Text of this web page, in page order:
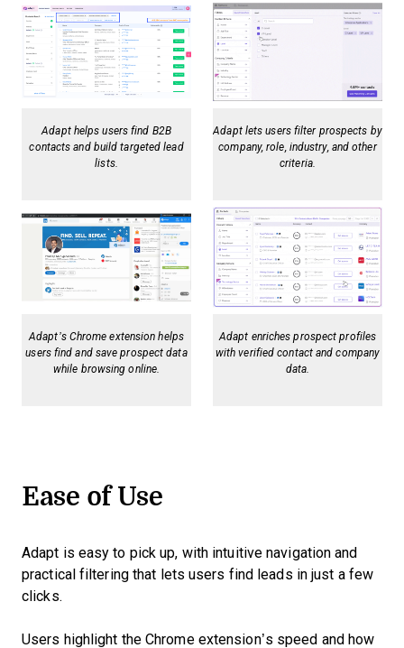
Adapt helps users find B2B
contacts and build targeted lead
lists.
Adapt lets users filter prospects by
company, role, industry, and other
criteria.
Adapt’s Chrome extension helps
users find and save prospect data
while browsing online.
Adapt enriches prospect profiles
with verified contact and company
data.
Ease of Use
Adapt is easy to pick up, with intuitive navigation and
practical filtering that lets users find leads in just a few
clicks.
Users highlight the Chrome extension’s speed and how